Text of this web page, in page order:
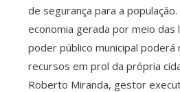
de segurança para a
economia gerada por meio das
poder público municipal poderá
recursos em prol da própria
Roberto Miranda, gestor